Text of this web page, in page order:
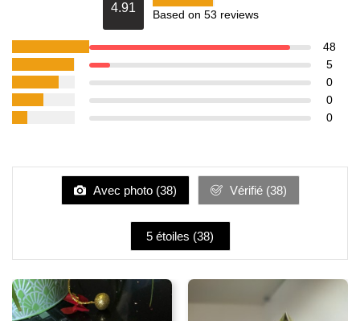
4.91 Based on 53 reviews
48
5
0
0
0
Avec photo (38) Vérifié (38)
5 étoiles (38)